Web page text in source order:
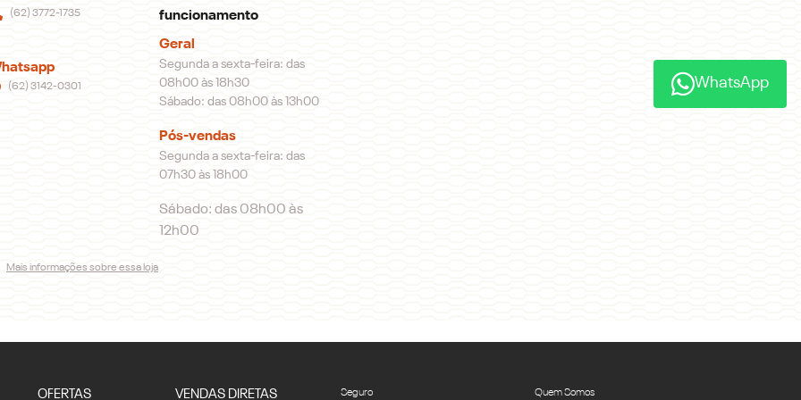
(62) 3772-1735
(62) 3142-0301
funcionamento
Geral
Segunda a sexta-feira: das
08h00 às 18h30
Sábado: das 08h00 às 13h00
Pós-vendas
Segunda a sexta-feira: das
07h30 às 18h00
Sábado: das 08h00 às
12h00
Mais informações sobre essa loja
OFERTAS VENDAS DIRETAS Seguro Quem Somos
WhatsApp